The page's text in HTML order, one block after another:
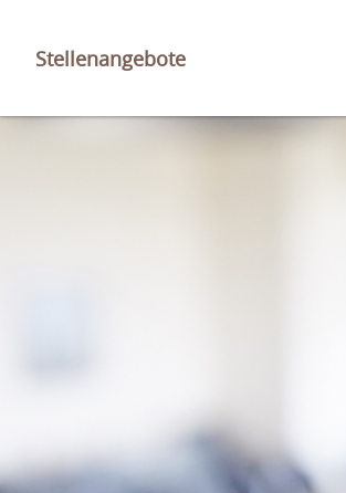
Stellenangebote